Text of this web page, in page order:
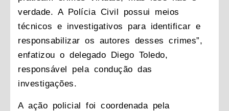
verdade. A Polícia Civil possui meios
técnicos e investigativos para identificar e
responsabilizar os autores desses crimes”,
enfatizou o delegado Diego Toledo,
responsável pela condução das
investigações.
A ação policial foi coordenada pela